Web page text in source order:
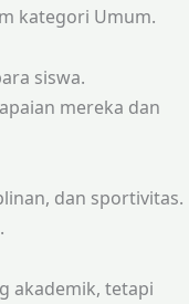
kategori Umum.
siswa.
mereka dan
dan sportivitas.
akademik, tetapi